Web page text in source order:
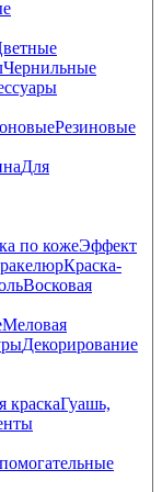
Чернильные
Резиновые
Для
по кожеЭффект
Краска-
Восковая
Меловая
Декорирование
краскаГуашь,